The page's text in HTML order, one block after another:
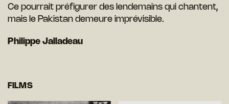
Ce pourrait préfigurer des lendemains qui chantent,
mais le Pakistan demeure imprévisible.
Philippe Jalladeau
FILMS